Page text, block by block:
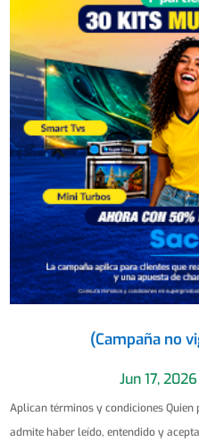
(Campaña no
Jun 17, 2026
Aplican términos y condiciones
admite haber leído, entendido y